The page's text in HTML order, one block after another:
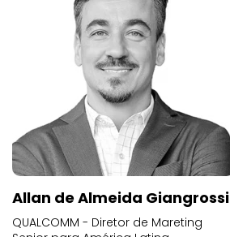
Allan de Almeida Giangrossi
QUALCOMM - Diretor de Mareting